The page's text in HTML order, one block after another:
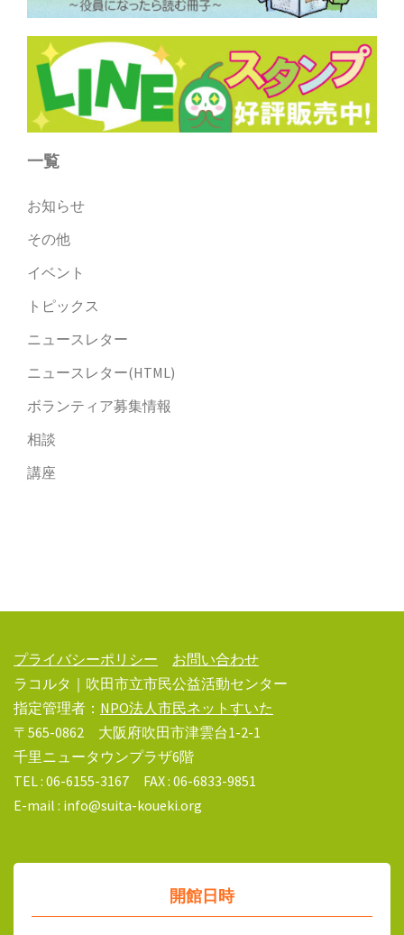
一覧
お知らせ
その他
イベント
トピックス
ニュースレター
ニュースレター(HTML)
ボランティア募集情報
相談
講座
プライバシーポリシー
お問い合わせ
ラコルタ｜吹田市立市民公益活動センター
指定管理者： NPO法人市民ネットすいた
〒565-0862 大阪府吹田市津雲台1-2-1
千里ニュータウンプラザ6階
TEL : 06-6155-3167 FAX : 06-6833-9851
E-mail : info@suita-koueki.org
開館日時